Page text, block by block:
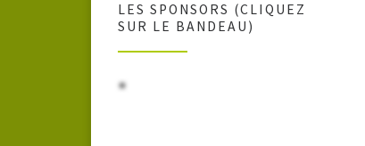
LES SPONSORS (CLIQUEZ
SUR LE BANDEAU)